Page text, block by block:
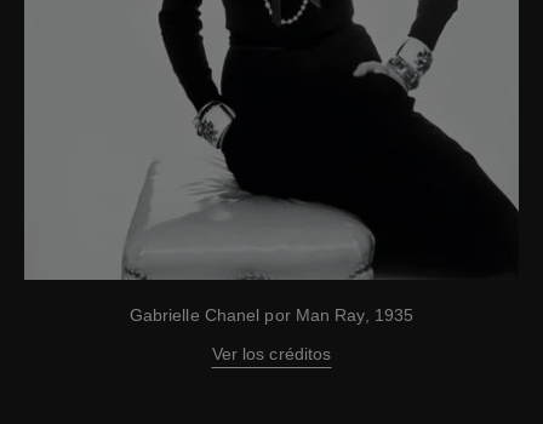
Gabrielle Chanel por Man Ray, 1935
Ver los créditos